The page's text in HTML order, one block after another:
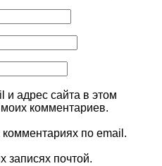
адрес сайта в этом
комментариев.
по email.
записях почтой.